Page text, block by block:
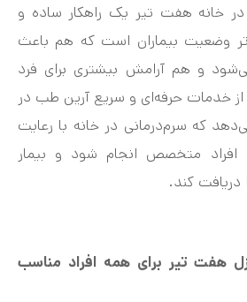
در خانه هفت تیر یک راهکار ساده و
وضعیت بیماران است که هم باعث
و هم آرامش بیشتری برای فرد
از خدمات حرفه‌ای و سریع آرین طب در
که سرم‌درمانی در خانه با رعایت
متخصص انجام شود و بیمار
دریافت کند.
هفت‌ تیر برای همه افراد مناسب